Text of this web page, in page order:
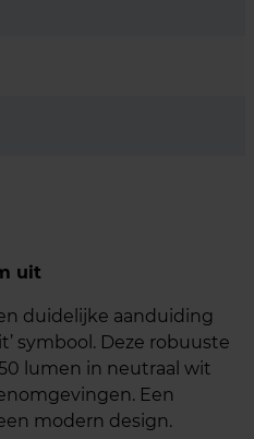
uit
duidelijke aanduiding
symbool. Deze robuuste
lumen in neutraal wit
Een
modern design.